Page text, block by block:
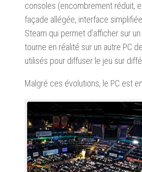
consoles (encombrement réduit,
façade allégée, interface
Steam qui permet d’afficher sur
tourne en réalité sur un autre PC
utilisés pour diffuser le jeu sur
Malgré ces évolutions, le PC est